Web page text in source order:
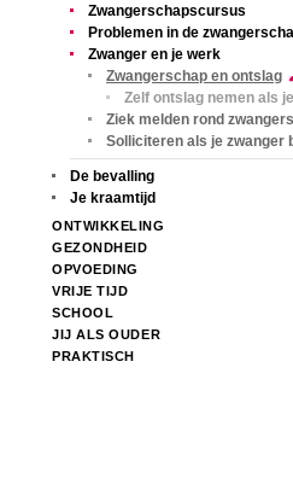
Zwangerschapscursus
Problemen in de
Zwanger en je werk
Zwangerschap en ontslag
Zelf ontslag nemen als
Ziek melden rond
Solliciteren als je zwanger
De bevalling
Je kraamtijd
ONTWIKKELING
GEZONDHEID
OPVOEDING
VRIJE TIJD
SCHOOL
JIJ ALS OUDER
PRAKTISCH